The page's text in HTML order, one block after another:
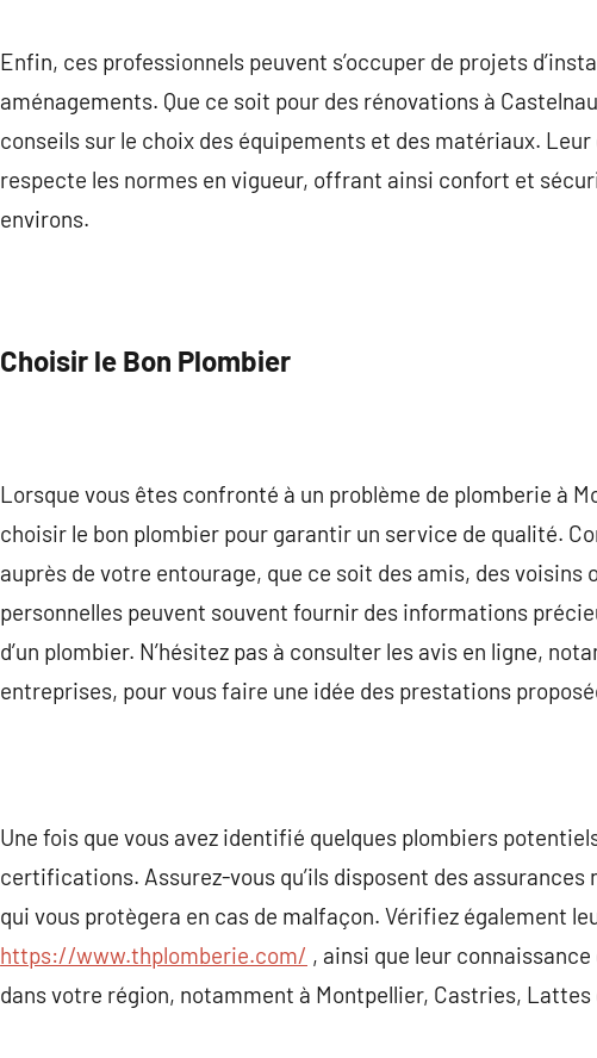
Enfin, ces professionnels peuvent s’occuper de projets
aménagements. Que ce soit pour des rénovations à
conseils sur le choix des équipements et des matériaux.
respecte les normes en vigueur, offrant ainsi confort et
environs.
Choisir le Bon Plombier
Lorsque vous êtes confronté à un problème de plomberie à
choisir le bon plombier pour garantir un service de qualité.
auprès de votre entourage, que ce soit des amis, des voisins
personnelles peuvent souvent fournir des informations
d’un plombier. N’hésitez pas à consulter les avis en ligne,
entreprises, pour vous faire une idée des prestations
Une fois que vous avez identifié quelques plombiers
certifications. Assurez-vous qu’ils disposent des
qui vous protègera en cas de malfaçon. Vérifiez également
https://www.thplomberie.com/ , ainsi que leur
dans votre région, notamment à Montpellier, Castries, Lattes